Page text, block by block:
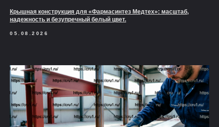
Крышная конструкция для «Фармасинтез Медтех»: масштаб,
надежность и безупречный белый цвет.
05.08.2026